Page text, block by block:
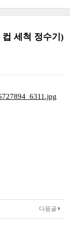
세척 정수기)
다음글